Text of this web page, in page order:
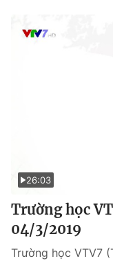
26:03
Trường học
04/3/2019
Trường học VTV7